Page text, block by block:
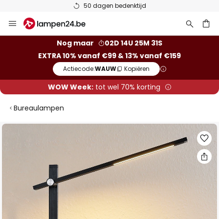
50 dagen bedenktijd
naar
Nog maar
02D 14U 25M 30S
EXTRA 10% vanaf €99 & 13% vanaf €159
Actiecode:WAUW Kopiëren
WOW Week:tot wel 70% korting
Bureaulampen
Ga
afbeeldingen-
gallerij